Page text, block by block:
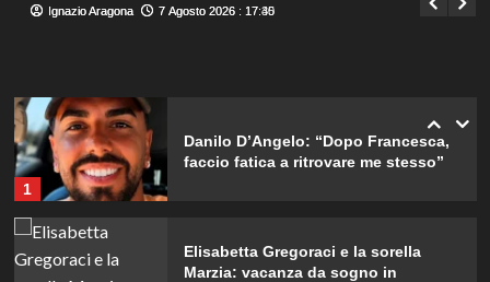
Ignazio Aragona 7 Agosto 2026 : 17:40
Ignazio Aragona 7 Agosto 2026 : 17:35
Lorella Cuccarini compie 61 anni:
1
Danilo D’Angelo: “Dopo Francesca,
faccio fatica a ritrovare me stesso”
Elisabetta Gregoraci e la sorella
Marzia: vacanza da sogno in